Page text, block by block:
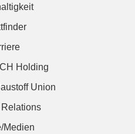
Holding
Union
Relations
Medien